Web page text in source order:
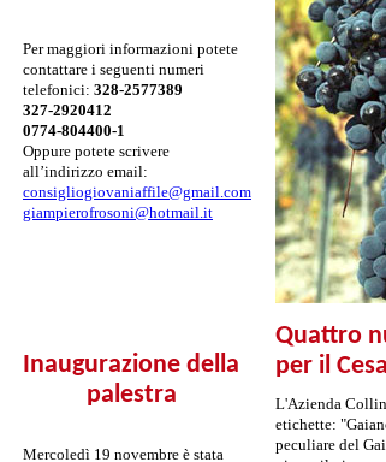
Per maggiori informazioni potete
contattare i seguenti numeri
telefonici: 328-2577389
327-2920412
0774-804400-1
Oppure potete scrivere
all’indirizzo email:
consigliogiovaniaffile@gmail.com
giampierofrosoni@hotmail.it
Inaugurazione della
palestra
Mercoledì 19 novembre è stata
Quattro
per il
L'Azienda
etichette:
peculiare del